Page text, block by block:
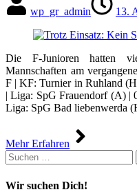
wp_gr_admin 13.
Die F-Junioren hatten
Mannschaften am
F | KF: Turnier in Ruhland
| Liga: SpG Frauendorf (A) |
Liga: SpG Bad liebenwerda
Mehr Erfahren
Suchen
nach:
Wir suchen Dich!